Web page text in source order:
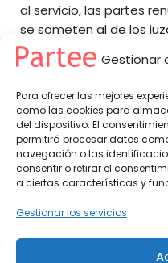
Gestionar
Para ofrecer las mejores
como las cookies para
del dispositivo. El
permitirá procesar datos
navegación o las
consentir o retirar el
a ciertas características y
Gestionar los servicios
al servicio, las partes
se someten al de los
Partee© 2026 -Política de